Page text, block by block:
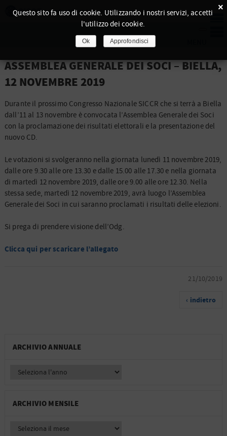
ASSEMBLEA GENERALE DEI SOCI – BIELLA,
12 NOVEMBRE 2019
Durante il prossimo Congresso Nazionale SICCR che si terrà a Biella
dall’11 al 13 novembre è convocata l’Assemblea Generale dei Soci
con la proclamazione dei risultati elettorali e la presentazione del
nuovo CD.
Le votazioni si svolgeranno nella giornata lunedì 11 novembre 2019,
dalle ore 9.30 alle ore 13.30 e dalle 15.00 alle 17.30 e nella giornata
di martedì 12 novembre 2019, dalle ore 9.00 alle ore 12.30. Nella
stessa sede, martedì 12 novembre 2019, avrà luogo l’Assemblea
Generale dei Soci in cui saranno proclamati i risultati delle elezioni.
Si prega di prendere visione dell’Odg.
Clicca qui per scaricare l’allegato
21/10/2019
‹ indietro
ARCHIVIO ANNUALE
ARCHIVIO MENSILE
×
Questo sito fa uso di cookie. Utilizzando i nostri servizi, accetti
l'utilizzo dei cookie.
Ok Approfondisci